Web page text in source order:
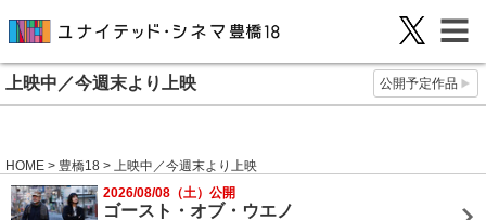
上映中／今週末より上映 公開予定作品
HOME > 豊橋18 > 上映中／今週末より上映
2026/08/08（土）公開
ゴースト・オブ・ウエノ